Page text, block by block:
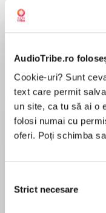
AudioTribe.ro
Cookie-uri? Sunt
text care permit
un site, ca tu să ai o
folosi numai cu
oferi. Poți schimba
consimțământului
Strict necesare
Pădurea norvegiană